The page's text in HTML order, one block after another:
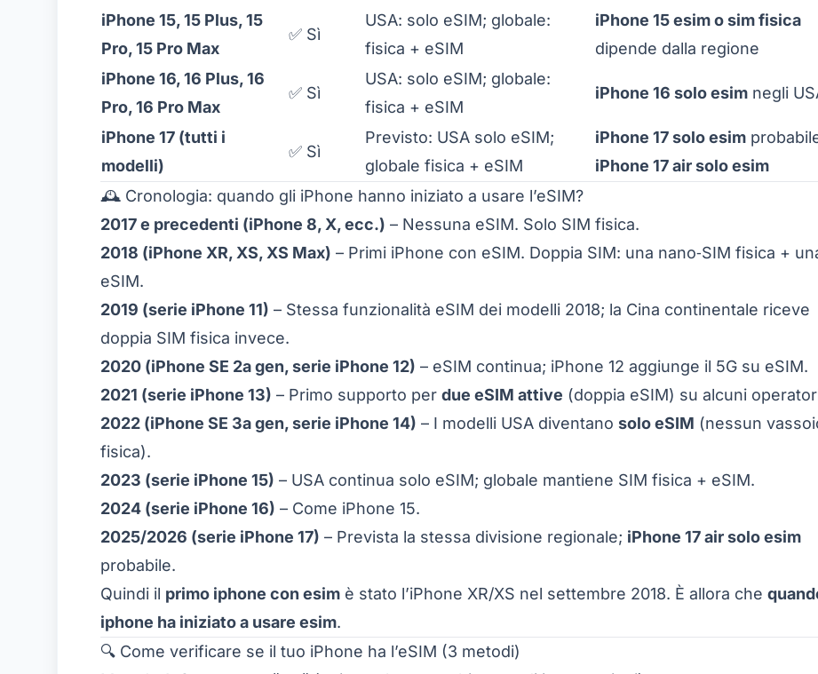
iPhone 15, 15 Plus, 15
Pro, 15 Pro Max
✅ Sì
USA: solo eSIM; globale:
fisica + eSIM
iPhone 15 esim o sim fisica
dipende dalla regione
iPhone 16, 16 Plus, 16
Pro, 16 Pro Max
✅ Sì
USA: solo eSIM; globale:
fisica + eSIM
iPhone 16 solo esim negli
iPhone 17 (tutti i
modelli)
✅ Sì
Previsto: USA solo eSIM;
globale fisica + eSIM
iPhone 17 solo esim
iPhone 17 air solo esim
🕰️ Cronologia: quando gli iPhone hanno iniziato a usare l’eSIM?
2017 e precedenti (iPhone 8, X, ecc.) – Nessuna eSIM. Solo SIM fisica.
2018 (iPhone XR, XS, XS Max) – Primi iPhone con eSIM. Doppia SIM: una nano‑SIM fisica +
eSIM.
2019 (serie iPhone 11) – Stessa funzionalità eSIM dei modelli 2018; la Cina continentale riceve
doppia SIM fisica invece.
2020 (iPhone SE 2a gen, serie iPhone 12) – eSIM continua; iPhone 12 aggiunge il 5G su eSIM.
2021 (serie iPhone 13) – Primo supporto per due eSIM attive (doppia eSIM) su alcuni
2022 (iPhone SE 3a gen, serie iPhone 14) – I modelli USA diventano solo eSIM (nessun
fisica).
2023 (serie iPhone 15) – USA continua solo eSIM; globale mantiene SIM fisica + eSIM.
2024 (serie iPhone 16) – Come iPhone 15.
2025/2026 (serie iPhone 17) – Prevista la stessa divisione regionale; iPhone 17 air solo esim
probabile.
Quindi il primo iphone con esim è stato l’iPhone XR/XS nel settembre 2018. È allora che
iphone ha iniziato a usare esim.
🔍 Come verificare se il tuo iPhone ha l’eSIM (3 metodi)